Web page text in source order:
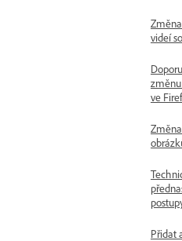
videí
ve
Přidat